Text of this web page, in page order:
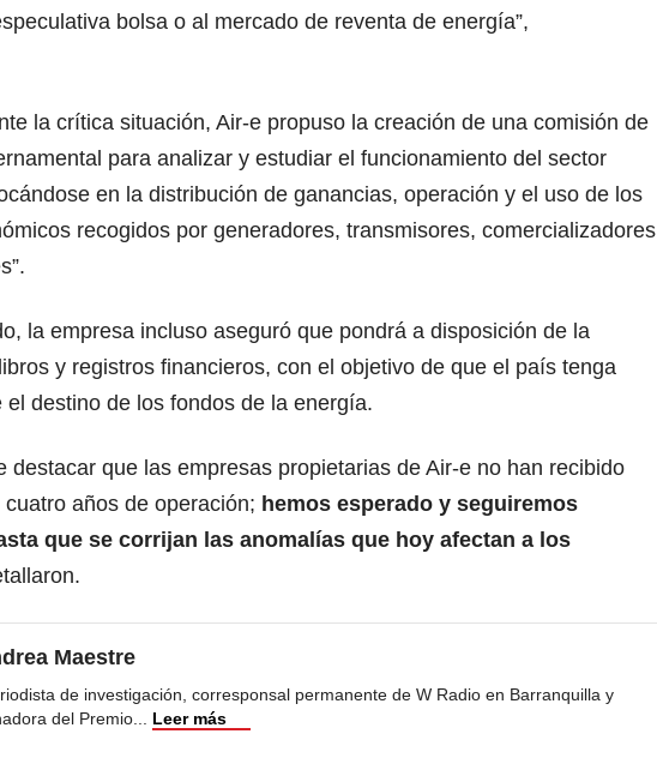
bolsa o al mercado de reventa de energía”,
la crítica situación, Air-e propuso la creación de una comisión de
para analizar y estudiar el funcionamiento del sector
en la distribución de ganancias, operación y el uso de los
recogidos por generadores, transmisores, comercializadores
la empresa incluso aseguró que pondrá a disposición de la
y registros financieros, con el objetivo de que el país tenga
el destino de los fondos de la energía.
destacar que las empresas propietarias de Air-e no han recibido
años de operación; hemos esperado y seguiremos
que se corrijan las anomalías que hoy afectan a los
Maestre
de investigación, corresponsal permanente de W Radio en Barranquilla y
del Premio... Leer más